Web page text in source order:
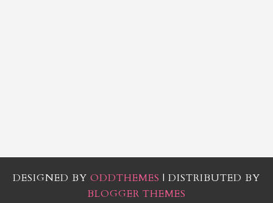
DESIGNED BY ODDTHEMES | DISTRIBUTED BY
BLOGGER THEMES